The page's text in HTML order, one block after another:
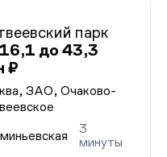
парк
до 43,3
₽
ЗАО, Очаково-
3
минуты